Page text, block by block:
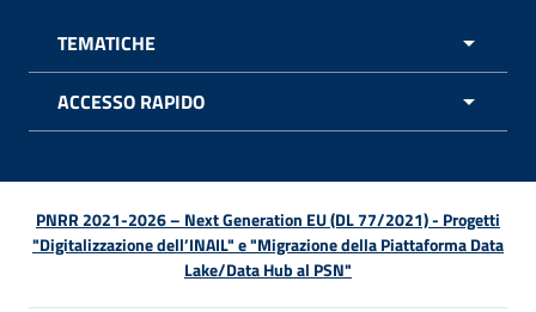
TEMATICHE
ACCESSO RAPIDO
PNRR 2021-2026 – Next Generation EU (DL 77/2021) - Progetti
"Digitalizzazione dell’INAIL" e "Migrazione della Piattaforma Data
Lake/Data Hub al PSN"